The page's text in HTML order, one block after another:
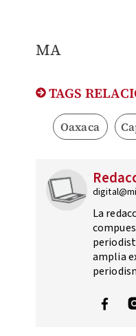
MA
TAGS
Oaxaca
La
amplia